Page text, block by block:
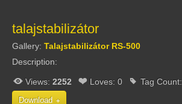
talajstabilizátor
Gallery: Talajstabilizátor RS-500
Description:
Views: 2252 Loves: 0 Tag Count:
Download